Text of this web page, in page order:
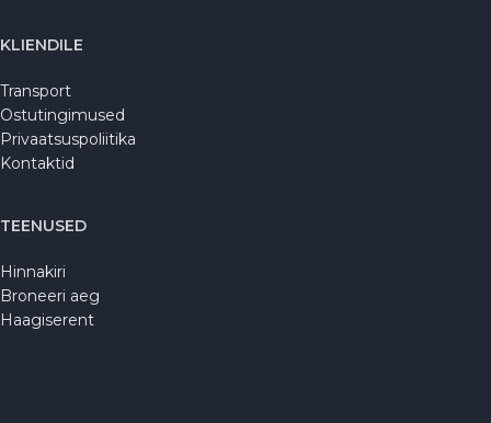
KLIENDILE
Transport
Ostutingimused
Privaatsuspoliitika
Kontaktid
TEENUSED
Hinnakiri
Broneeri aeg
Haagiserent